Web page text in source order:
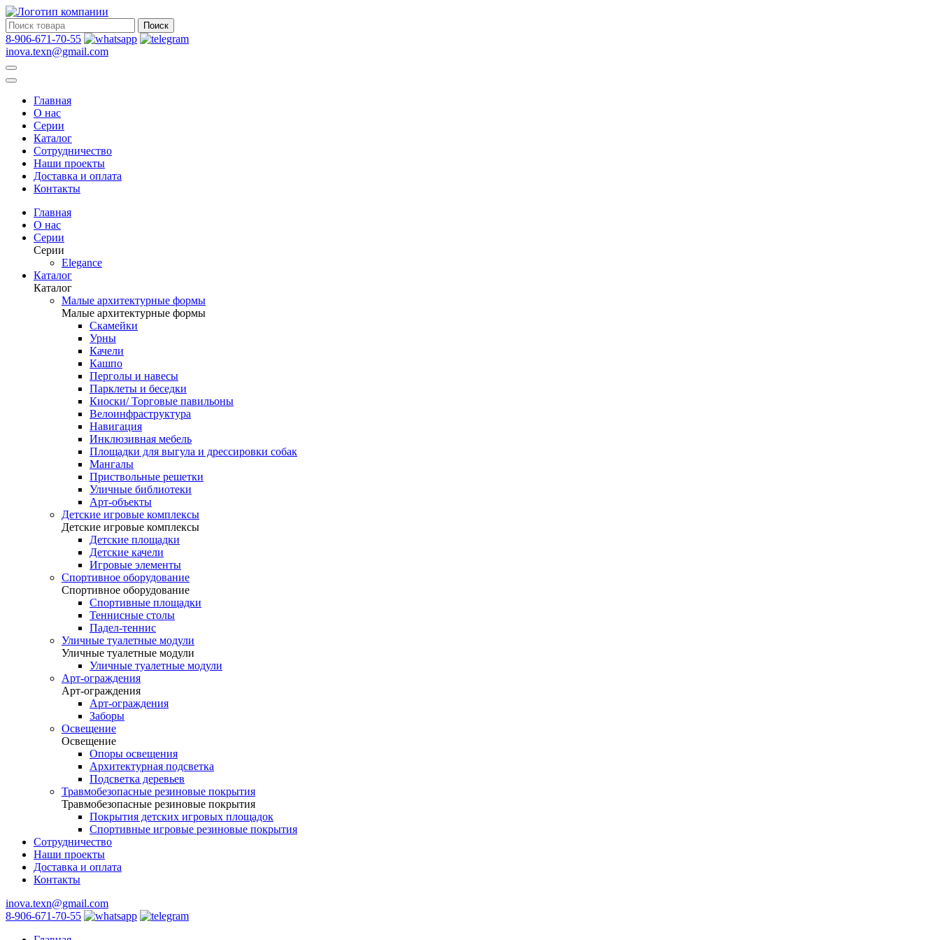
Поиск
8-906-671-70-55
inova.texn@gmail.com
Главная
О нас
Серии
Каталог
Сотрудничество
Наши проекты
Доставка и оплата
Контакты
Главная
О нас
Серии
Серии
Elegance
Каталог
Каталог
Малые архитектурные формы
Малые архитектурные формы
Скамейки
Урны
Качели
Кашпо
Перголы и навесы
Парклеты и беседки
Киоски/ Торговые павильоны
Велоинфраструктура
Навигация
Инклюзивная мебель
Площадки для выгула и дрессировки собак
Мангалы
Приствольные решетки
Уличные библиотеки
Арт-объекты
Детские игровые комплексы
Детские игровые комплексы
Детские площадки
Детские качели
Игровые элементы
Спортивное оборудование
Спортивное оборудование
Спортивные площадки
Теннисные столы
Падел-теннис
Уличные туалетные модули
Уличные туалетные модули
Уличные туалетные модули
Арт-ограждения
Арт-ограждения
Арт-ограждения
Заборы
Освещение
Освещение
Опоры освещения
Архитектурная подсветка
Подсветка деревьев
Травмобезопасные резиновые покрытия
Травмобезопасные резиновые покрытия
Покрытия детских игровых площадок
Спортивные игровые резиновые покрытия
Сотрудничество
Наши проекты
Доставка и оплата
Контакты
inova.texn@gmail.com
8-906-671-70-55